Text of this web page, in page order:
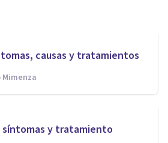
causas y tratamientos
síntomas y tratamiento
Graves-
causas y